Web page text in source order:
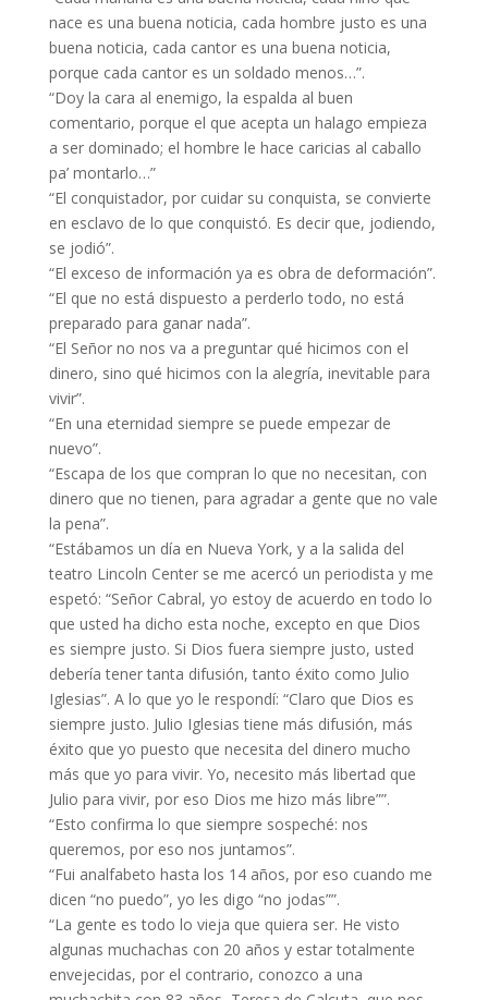
nace es una buena noticia, cada hombre justo es una
buena noticia, cada cantor es una buena noticia,
porque cada cantor es un soldado menos…”.
“Doy la cara al enemigo, la espalda al buen
comentario, porque el que acepta un halago empieza
a ser dominado; el hombre le hace caricias al caballo
pa’ montarlo…”
“El conquistador, por cuidar su conquista, se convierte
en esclavo de lo que conquistó. Es decir que, jodiendo,
se jodió”.
“El exceso de información ya es obra de deformación”.
“El que no está dispuesto a perderlo todo, no está
preparado para ganar nada”.
“El Señor no nos va a preguntar qué hicimos con el
dinero, sino qué hicimos con la alegría, inevitable para
vivir”.
“En una eternidad siempre se puede empezar de
nuevo”.
“Escapa de los que compran lo que no necesitan, con
dinero que no tienen, para agradar a gente que no vale
la pena”.
“Estábamos un día en Nueva York, y a la salida del
teatro Lincoln Center se me acercó un periodista y me
espetó: “Señor Cabral, yo estoy de acuerdo en todo lo
que usted ha dicho esta noche, excepto en que Dios
es siempre justo. Si Dios fuera siempre justo, usted
debería tener tanta difusión, tanto éxito como Julio
Iglesias”. A lo que yo le respondí: “Claro que Dios es
siempre justo. Julio Iglesias tiene más difusión, más
éxito que yo puesto que necesita del dinero mucho
más que yo para vivir. Yo, necesito más libertad que
Julio para vivir, por eso Dios me hizo más libre””.
“Esto confirma lo que siempre sospeché: nos
queremos, por eso nos juntamos”.
“Fui analfabeto hasta los 14 años, por eso cuando me
dicen “no puedo”, yo les digo “no jodas””.
“La gente es todo lo vieja que quiera ser. He visto
algunas muchachas con 20 años y estar totalmente
envejecidas, por el contrario, conozco a una